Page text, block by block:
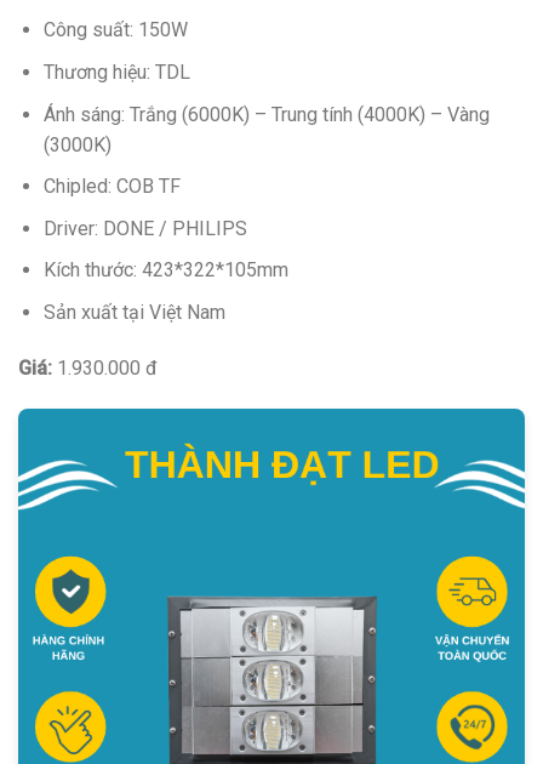
Công suất: 150W
Thương hiệu: TDL
Ánh sáng: Trắng (6000K) – Trung tính (4000K) – Vàng
(3000K)
Chipled: COB TF
Driver: DONE / PHILIPS
Kích thước: 423*322*105mm
Sản xuất tại Việt Nam
Giá: 1.930.000 đ